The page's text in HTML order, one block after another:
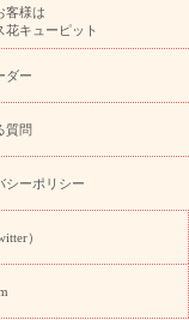
ント
お盆 花（新
お供え 花とセットギ
ひまわり ギフト・プ
舞い 花のギフト特集
集
すすめランキング
敬
敬老の日 花とセットギ
ギフト一覧
キャン
ラボキャンペーン
誕生日の花を探す
特集
客様は
花キューピット
ダー
質問
シーポリシー
）